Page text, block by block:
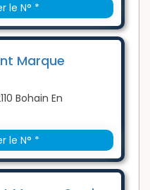
le N° *
Marque
Bohain En
le N° *